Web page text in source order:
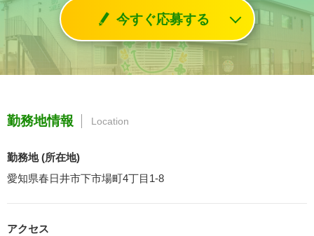
今すぐ応募する
勤務地情報 Location
勤務地 (所在地)
愛知県春日井市下市場町4丁目1-8
アクセス